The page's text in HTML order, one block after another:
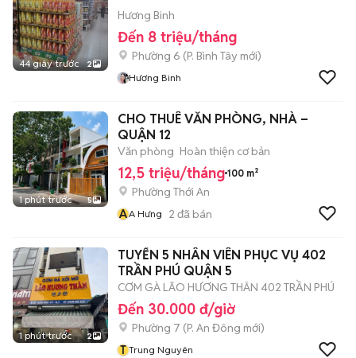
44 giây trước 2
Hương Binh
Đến 8 triệu/tháng
Phường 6 (P. Bình Tây mới)
Hương Binh
1 phút trước 5
CHO THUÊ VĂN PHÒNG, NHÀ –
QUẬN 12
Văn phòng Hoàn thiện cơ bản
12,5 triệu/tháng 100 m²
Phường Thới An
AA Hưng 2 đã bán
1 phút trước 2
TUYỂN 5 NHÂN VIÊN PHỤC VỤ 402
TRẦN PHÚ QUẬN 5
CƠM GÀ LÃO HƯƠNG THÂN 402 TRẦN PHÚ
Đến 30.000 đ/giờ
Phường 7 (P. An Đông mới)
T Trung Nguyên